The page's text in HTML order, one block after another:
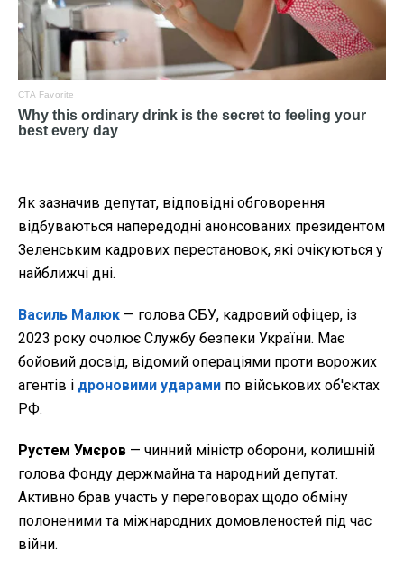
Як зазначив депутат, відповідні обговорення
відбуваються напередодні анонсованих президентом
Зеленським кадрових перестановок, які очікуються у
найближчі дні.
Василь Малюк — голова СБУ, кадровий офіцер, із
2023 року очолює Службу безпеки України. Має
бойовий досвід, відомий операціями проти ворожих
агентів і дроновими ударами по військових об'єктах
РФ.
Рустем Умєров — чинний міністр оборони, колишній
голова Фонду держмайна та народний депутат.
Активно брав участь у переговорах щодо обміну
полоненими та міжнародних домовленостей під час
війни.